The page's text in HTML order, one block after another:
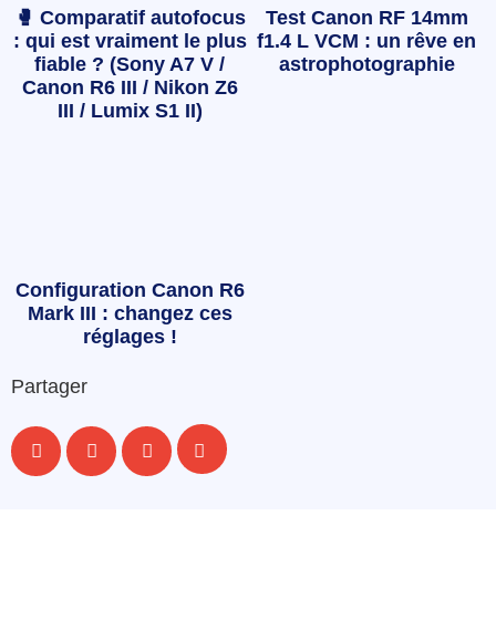
🥊 Comparatif autofocus
: qui est vraiment le plus
fiable ? (Sony A7 V /
Canon R6 III / Nikon Z6
III / Lumix S1 II)
Test Canon RF 14mm
f1.4 L VCM : un rêve en
astrophotographie
Configuration Canon R6
Mark III : changez ces
réglages !
Partager